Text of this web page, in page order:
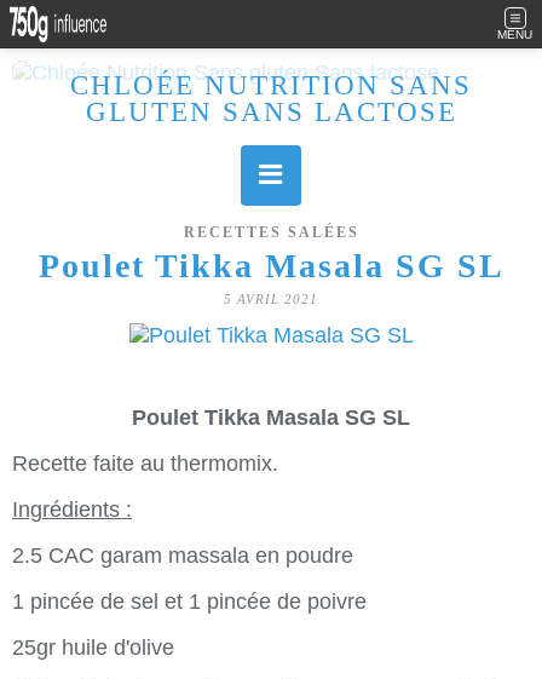
MENU
CHLOÉE NUTRITION SANS
GLUTEN SANS LACTOSE
RECETTES SALÉES
Poulet Tikka Masala SG SL
5 AVRIL 2021
Poulet Tikka Masala SG SL
Recette faite au thermomix.
Ingrédients :
2.5 CAC garam massala en poudre
1 pincée de sel et 1 pincée de poivre
25gr huile d'olive